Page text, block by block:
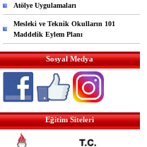
Atölye Uygulamaları
Mesleki ve Teknik Okulların 101
Maddelik Eylem Planı
Sosyal Medya
Eğitim Siteleri